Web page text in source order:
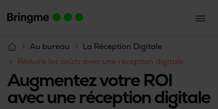
Au bureau
La Réception Digitale
Réduire les coûts avec une réception digitale
Augmentez votre ROI
avec une réception digitale